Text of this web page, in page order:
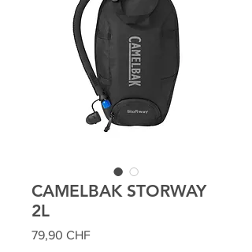
CAMELBAK STORWAY
2L
79,90 CHFPreis